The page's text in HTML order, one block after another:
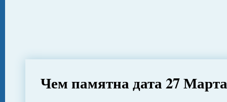
Чем памятна дата 27